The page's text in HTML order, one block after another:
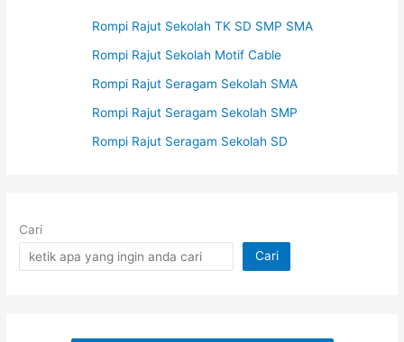
Rompi Rajut Sekolah TK SD SMP SMA
Rompi Rajut Sekolah Motif Cable
Rompi Rajut Seragam Sekolah SMA
Rompi Rajut Seragam Sekolah SMP
Rompi Rajut Seragam Sekolah SD
Cari
Cari